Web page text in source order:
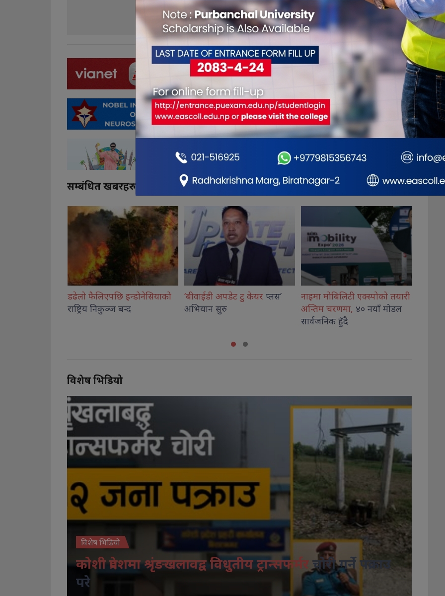
1 0 0 0
सम्बंधित खबरहरु
‘बीवाईडी अपडेट टु केयर प्लस’
अभियान सुरु
नाइमा मोबिलिटी एक्स्पोको तयारी
अन्तिम चरणमा,
समावेशीता नारामा मात्र नभई
राज्यका नीति र स्रोतमा देखिनुपर्छ
: उपराष्ट्रपति यादव
विशेष भिडियो
विशेष भिडियो
कोशी प्रदेशमा श्रृंङखलावद्व विधुतीय ट्रान्सफर्मरचोरी गर्ने पक्राउ
परे